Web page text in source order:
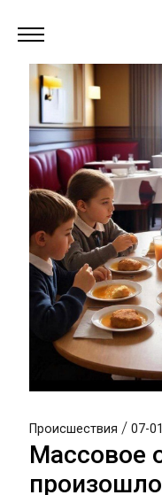
Происшествия / 07-
Массовое